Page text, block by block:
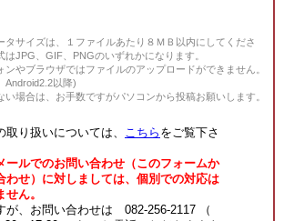
サイズは、１ファイルあたり８ＭＢ以内にしてくださ
はJPG、GIF、PNGのいずれかになります。
やブラウザではファイルのアップロードができません。
Android2.2以降)
場合は、お手数ですがパソコンから投稿お願いします。
取り扱いについては、 こちら をご覧下さ
ールでのお問い合わせ（このフォームか
わせ）に対しましては、個別での対応は
ん。
が、お問い合わせは 082-256-2117 （